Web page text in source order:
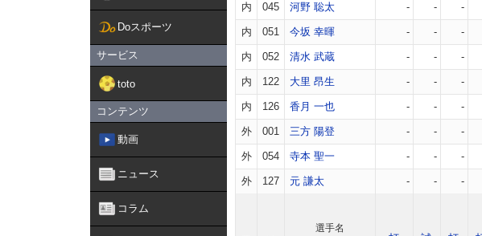
Doスポーツ
サービス
toto
コンテンツ
動画
ニュース
コラム
内 045 河野 聡太 - - -
内 051 今坂 幸暉 - - -
内 052 清水 武蔵 - - -
内 122 大里 昂生 - - -
内 126 香月 一也 - - -
外 001 三方 陽登 - - -
外 054 寺本 聖一 - - -
外 127 元 謙太 - - -
選手名